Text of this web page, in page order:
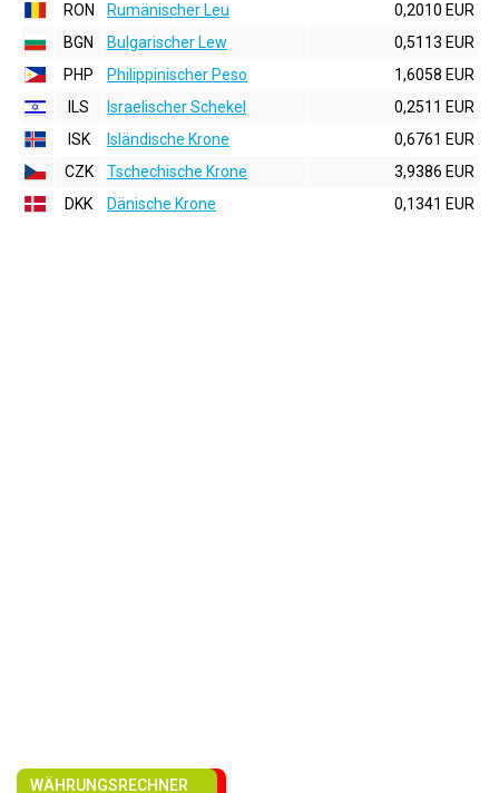
RON
Rumänischer Leu
0,2010 EUR
BGN
Bulgarischer Lew
0,5113 EUR
PHP
Philippinischer Peso
1,6058 EUR
ILS
Israelischer Schekel
0,2511 EUR
ISK
Isländische Krone
0,6761 EUR
CZK
Tschechische Krone
3,9386 EUR
DKK
Dänische Krone 0,1341 EUR
WÄHRUNGSRECHNER